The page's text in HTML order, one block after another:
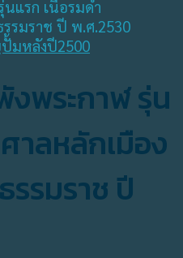
มหลังปี2500
พระกาฬ รุ่น
าลหลักเมือง
รมราช ปี